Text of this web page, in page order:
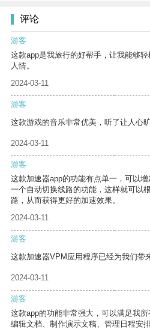
评论
游客
这款app是我旅行的好帮手，让我能够
人情。
2024-03-11
游客
这款游戏的音乐非常优美，听了让人心旷
2024-03-11
游客
这款加速器app的功能有点单一，可以
一个自动切换线路的功能，这样就可以
路，从而获得更好的加速效果。
2024-03-11
游客
这款加速器VPM应用程序已经为我们带
2024-03-11
游客
这款app的功能非常强大，可以满足我
编辑文档、制作演示文稿、管理日程安排